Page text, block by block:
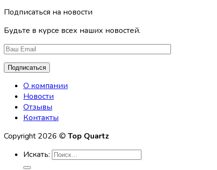
Подписаться на новости
Будьте в курсе всех наших новостей.
О компании
Новости
Отзывы
Контакты
Copyright 2026 © Top Quartz
Искать: